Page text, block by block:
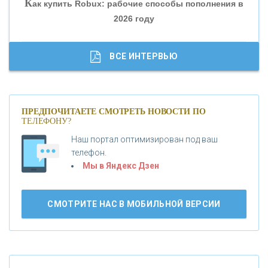
«ГАЗПРОМБАНК»
«МОСКОВСКИЙ КРЕДИТНЫЙ БАНК»
«БАНК ВОЗРОЖДЕНИЕ»
АО «КРЕДИТ ЕВРОПА БАНК»
Как купить Robux: рабочие способы пополнения в
2026 году
Банки.ру обновил логотип впервые за 19 лет -
ВСЕ ИНТЕРВЬЮ
ПРЕДПОЧИТАЕТЕ СМОТРЕТЬ НОВОСТИ ПО
ТЕЛЕФОНУ?
Наш портал оптимизирован под ваш
телефон.
Мы в Яндекс Дзен
СМОТРИТЕ НАС В МОБИЛЬНОЙ ВЕРСИИ